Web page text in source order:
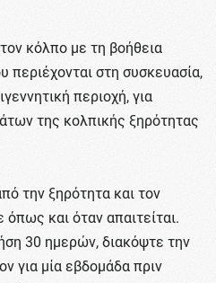
κόλπο με τη βοήθεια
περιέχονται στη συσκευασία,
περιοχή, για
της κολπικής ξηρότητας
την ξηρότητα και τον
και όταν απαιτείται.
30 ημερών, διακόψτε την
για μία εβδομάδα πριν